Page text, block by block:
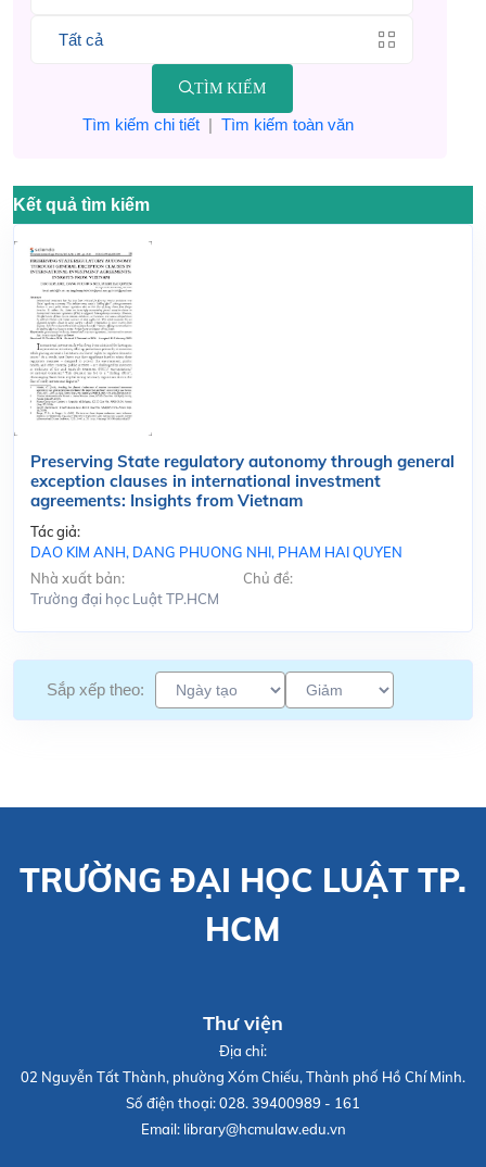
TÌM KIẾM
Tìm kiếm chi tiết| Tìm kiếm toàn văn
Kết quả tìm kiếm
Preserving State regulatory autonomy through general
exception clauses in international investment
agreements: Insights from Vietnam
Tác giả:
DAO KIM ANH, DANG PHUONG NHI, PHAM HAI QUYEN
Nhà xuất bản:
Trường đại học Luật TP.HCM
Chủ đề:
Sắp xếp theo:
TRƯỜNG ĐẠI HỌC LUẬT TP.
HCM
Thư viện
Địa chỉ:
02 Nguyễn Tất Thành, phường Xóm Chiếu, Thành phố Hồ Chí Minh.
Số điện thoại:028. 39400989 - 161
Email: library@hcmulaw.edu.vn